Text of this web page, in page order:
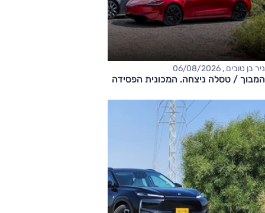
ניר בן טובים , 06/08/2026
המבוך / טסלה ניצחה. המכונית הפסידה